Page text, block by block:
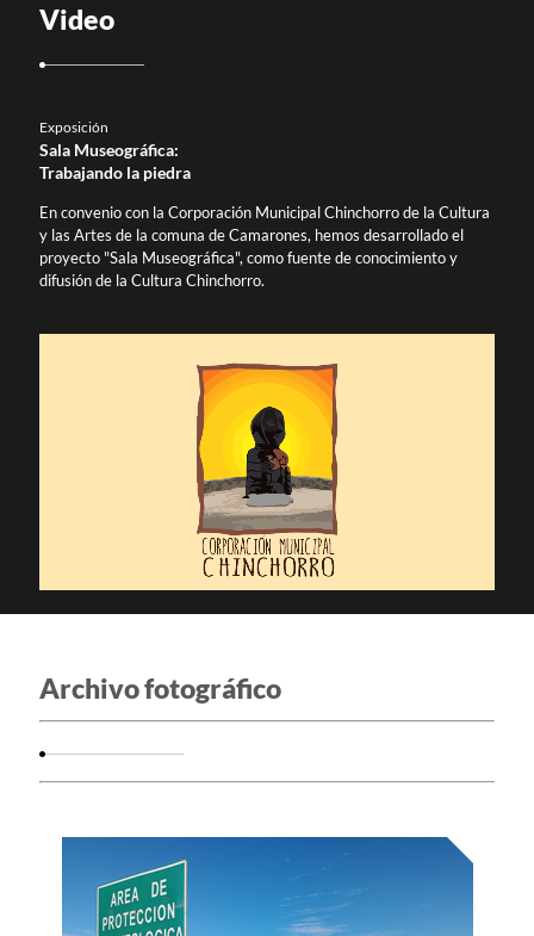
Video
Exposición
Sala Museográfica:
Trabajando la piedra
En convenio con la Corporación Municipal Chinchorro de la Cultura
y las Artes de la comuna de Camarones, hemos desarrollado el
proyecto "Sala Museográfica", como fuente de conocimiento y
difusión de la Cultura Chinchorro.
Archivo fotográfico